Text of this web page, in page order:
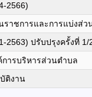
2566)
ราชการและการแบ่งส่ว
2563) ปรับปรุงครั้งที่ 1/
การบริหารส่วนตำบล
ติงาน